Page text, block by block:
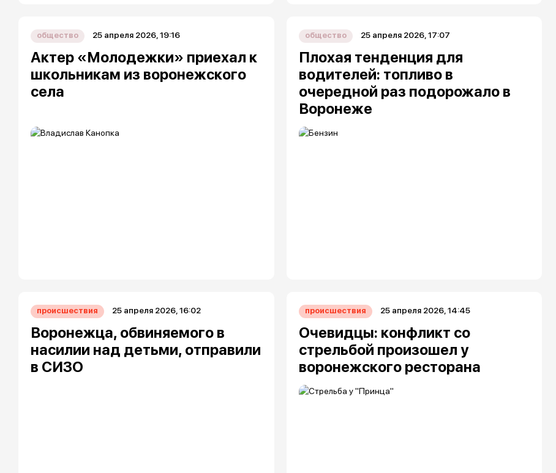
общество 25 апреля 2026, 19:16
Актер «Молодежки» приехал к
школьникам из воронежского
села
общество 25 апреля 2026, 17:07
Плохая тенденция для
водителей: топливо в
очередной раз подорожало в
Воронеже
происшествия 25 апреля 2026, 16:02
Воронежца, обвиняемого в
насилии над детьми, отправили
в СИЗО
происшествия 25 апреля 2026, 14:45
Очевидцы: конфликт со
стрельбой произошел у
воронежского ресторана